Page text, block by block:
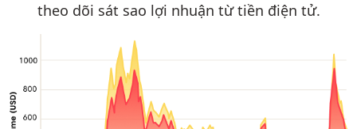
theo dõi sát sao lợi nhuận từ tiền điện tử.